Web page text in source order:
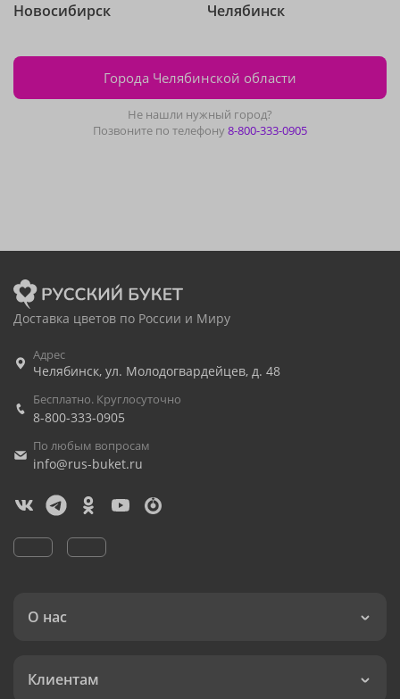
Новосибирск
Челябинск
Города Челябинской области
Не нашли нужный город?
Позвоните по телефону8-800-333-0905
Доставка цветов по России и Миру
Адрес
Челябинск, ул. Молодогвардейцев, д. 48
Бесплатно. Круглосуточно
8-800-333-0905
По любым вопросам
info@rus-buket.ru
О нас
Клиентам